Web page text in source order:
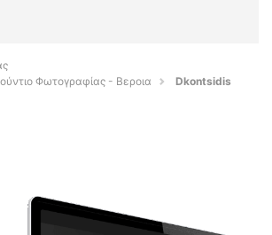
Φωτογραφίας - Βεροια
Dkontsidis